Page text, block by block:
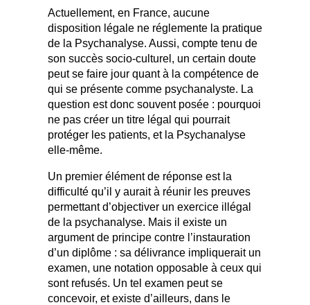
Actuellement, en France, aucune
disposition légale ne réglemente la pratique
de la Psychanalyse. Aussi, compte tenu de
son succès socio-culturel, un certain doute
peut se faire jour quant à la compétence de
qui se présente comme psychanalyste. La
question est donc souvent posée : pourquoi
ne pas créer un titre légal qui pourrait
protéger les patients, et la Psychanalyse
elle-même.
Un premier élément de réponse est la
difficulté qu’il y aurait à réunir les preuves
permettant d’objectiver un exercice illégal
de la psychanalyse. Mais il existe un
argument de principe contre l’instauration
d’un diplôme : sa délivrance impliquerait un
examen, une notation opposable à ceux qui
sont refusés. Un tel examen peut se
concevoir, et existe d’ailleurs, dans le